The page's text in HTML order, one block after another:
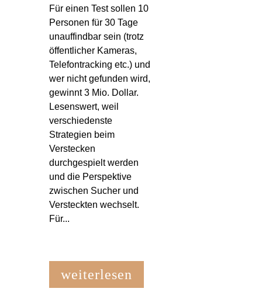
Für einen Test sollen 10
Personen für 30 Tage
unauffindbar sein (trotz
öffentlicher Kameras,
Telefontracking etc.) und
wer nicht gefunden wird,
gewinnt 3 Mio. Dollar.
Lesenswert, weil
verschiedenste
Strategien beim
Verstecken
durchgespielt werden
und die Perspektive
zwischen Sucher und
Versteckten wechselt.
Für...
weiterlesen